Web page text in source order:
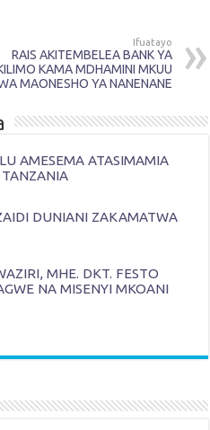
Ifuatayo
RAIS AKITEMBELEA BANK YA
KAMA MDHAMINI MKUU
MAONESHO YA NANENANE
AMESEMA ATASIMAMIA
DUNIANI ZAKAMATWA
MHE. DKT. FESTO
NA MISENYI MKOANI